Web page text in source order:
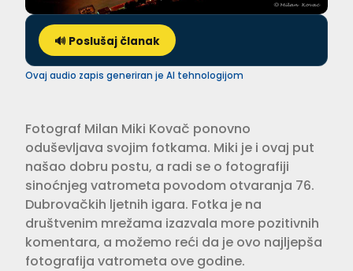
🔊 Poslušaj članak
Ovaj audio zapis generiran je AI tehnologijom
Fotograf Milan Miki Kovač ponovno
oduševljava svojim fotkama. Miki je i ovaj put
našao dobru postu, a radi se o fotografiji
sinoćnjeg vatrometa povodom otvaranja 76.
Dubrovačkih ljetnih igara. Fotka je na
društvenim mrežama izazvala more pozitivnih
komentara, a možemo reći da je ovo najljepša
fotografija vatrometa ove godine.